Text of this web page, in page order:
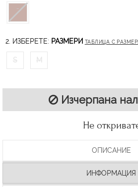
2. ИЗБЕРЕТЕ: РАЗМЕРИ ТАБЛИЦА С
S M
Изчерпана
Не
ОПИСАНИЕ
ИНФОРМАЦИЯ